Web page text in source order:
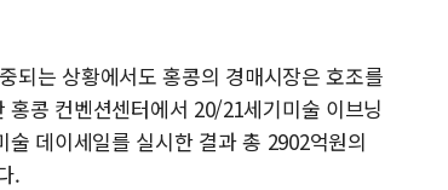
주한미군 "오산기지 누출, 백린 아닌 무
구미 폐염산처리업체서 불 2시간30여분
되는 상황에서도 홍콩의 경매시장은 호조를
콩 컨벤션센터에서 20/21세기미술 이브닝
데이세일를 실시한 결과 총 2902억원의
.